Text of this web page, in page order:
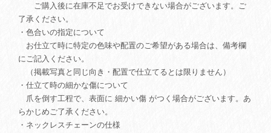
ご購入後に在庫不足でお受けできない場合がございます。ご
了承ください。
・色合いの指定について
お仕立て時に特定の色味や配置のご希望がある場合は、備考欄
にご記入ください。
（掲載写真と同じ向き・配置で仕立てるとは限りません）
・仕立て時の細かな傷について
爪を倒す工程で、表面に 細かい傷 がつく場合がございます。あ
らかじめご了承ください。
・ネックレスチェーンの仕様